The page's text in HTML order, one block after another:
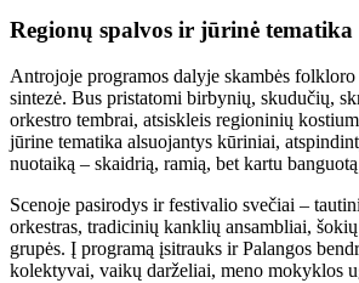
Regionų spalvos ir jūrinė tematika
Antrojoje programos dalyje skambės
sintezė. Bus pristatomi birbynių, skudučių,
orkestro tembrai, atsiskleis regioninių
jūrine tematika alsuojantys kūriniai,
nuotaiką – skaidrią, ramią, bet kartu
Scenoje pasirodys ir festivalio svečiai –
orkestras, tradicinių kanklių ansambliai,
grupės. Į programą įsitrauks ir Palangos
kolektyvai, vaikų darželiai, meno mokyklos